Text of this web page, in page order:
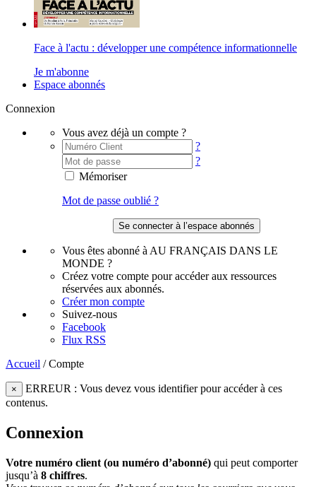
Face à l'actu : développer une compétence informationnelle
Je m'abonne
Espace abonnés
Connexion
Vous avez déjà un compte ?
?
?
Mémoriser
Mot de passe oublié ?
Vous êtes abonné à AU FRANÇAIS DANS LE
MONDE ?
Créez votre compte pour accéder aux ressources
réservées aux abonnés.
Créer mon compte
Suivez-nous
Facebook
Flux RSS
Accueil /Compte
×
ERREUR : Vous devez vous identifier pour accéder à ces
contenus.
Connexion
Votre numéro client (ou numéro d’abonné) qui peut comporter
jusqu’à 8 chiffres.